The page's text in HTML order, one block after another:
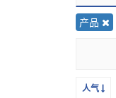
产品
人气